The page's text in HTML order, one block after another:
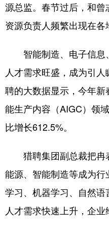
源总监。春节过后，和
资源负责人频繁出现在各
智能制造、电子信息
人才需求旺盛，成为引
聘的大数据显示，今年
能生产内容（AIGC）领
比增长612.5%。
猎聘集团副总裁把冉
能源、智能制造等成为行
学习、机器学习、自然
人才需求快速上升，企业